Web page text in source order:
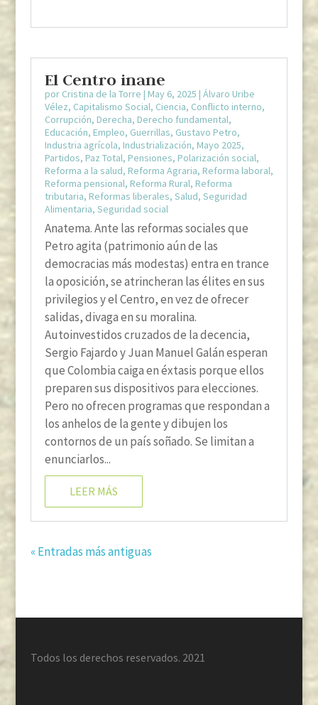
El Centro inane
por Cristina de la Torre | May 6, 2025 | Álvaro Uribe
Vélez, Capitalismo Social, Ciencia, Conflicto interno,
Corrupción, Derecha, Derecho fundamental,
Educación, Empleo, Guerrillas, Gustavo Petro,
Industria agrícola, Industrialización, Mayo 2025,
Partidos, Paz Total, Pensiones, Polarización social,
Reforma a la salud, Reforma Agraria, Reforma laboral,
Reforma pensional, Reforma Rural, Reforma
tributaria, Reformas liberales, Salud, Seguridad
Alimentaria, Seguridad social
Anatema. Ante las reformas sociales que
Petro agita (patrimonio aún de las
democracias más modestas) entra en trance
la oposición, se atrincheran las élites en sus
privilegios y el Centro, en vez de ofrecer
salidas, divaga en su moralina.
Autoinvestidos cruzados de la decencia,
Sergio Fajardo y Juan Manuel Galán esperan
que Colombia caiga en éxtasis porque ellos
preparen sus dispositivos para elecciones.
Pero no ofrecen programas que respondan a
los anhelos de la gente y dibujen los
contornos de un país soñado. Se limitan a
enunciarlos...
LEER MÁS
« Entradas más antiguas
Todos los derechos reservados. 2021